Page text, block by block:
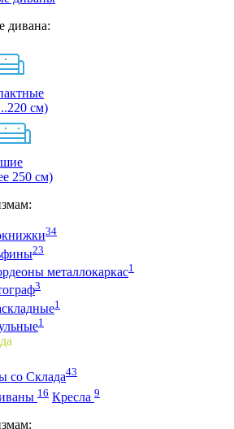
дивана:
см)
250 см)
34
23
металлокаркас1
3
1
1
со Склада43
16 Кресла 9